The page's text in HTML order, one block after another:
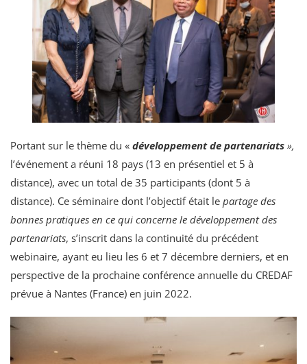
Portant sur le thème du « développement de partenariats »,
l’événement a réuni 18 pays (13 en présentiel et 5 à
distance), avec un total de 35 participants (dont 5 à
distance). Ce séminaire dont l’objectif était le partage des
bonnes pratiques en ce qui concerne le développement des
partenariats, s’inscrit dans la continuité du précédent
webinaire, ayant eu lieu les 6 et 7 décembre derniers, et en
perspective de la prochaine conférence annuelle du CREDAF
prévue à Nantes (France) en juin 2022.